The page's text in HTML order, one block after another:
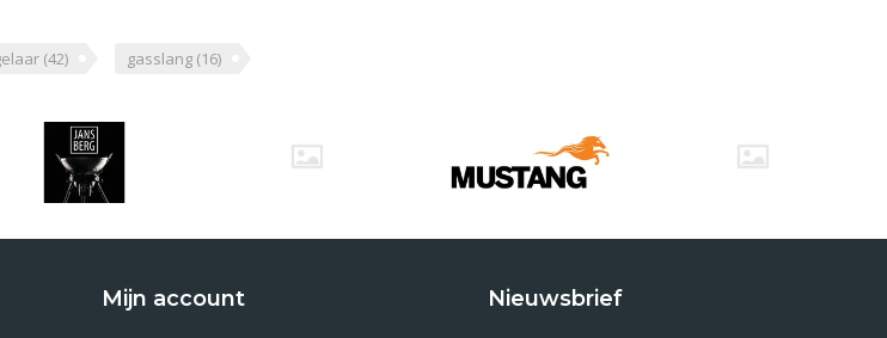
(42) gasslang (16)
Mijn account Nieuwsbrief